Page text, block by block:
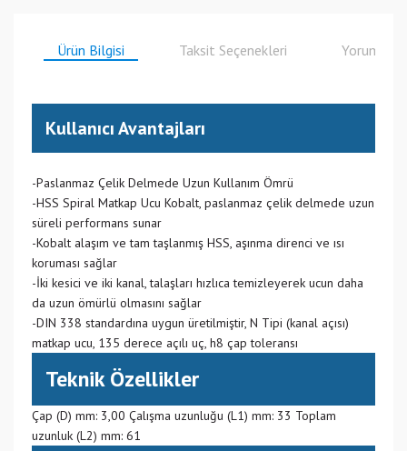
Ürün Bilgisi Taksit Seçenekleri Yorumlar
Kullanıcı Avantajları
-Paslanmaz Çelik Delmede Uzun Kullanım Ömrü
-HSS Spiral Matkap Ucu Kobalt, paslanmaz çelik delmede uzun
süreli performans sunar
-Kobalt alaşım ve tam taşlanmış HSS, aşınma direnci ve ısı
koruması sağlar
-İki kesici ve iki kanal, talaşları hızlıca temizleyerek ucun daha
da uzun ömürlü olmasını sağlar
-DIN 338 standardına uygun üretilmiştir, N Tipi (kanal açısı)
matkap ucu, 135 derece açılı uç, h8 çap toleransı
Teknik Özellikler
Çap (D) mm: 3,00 Çalışma uzunluğu (L1) mm: 33 Toplam
uzunluk (L2) mm: 61